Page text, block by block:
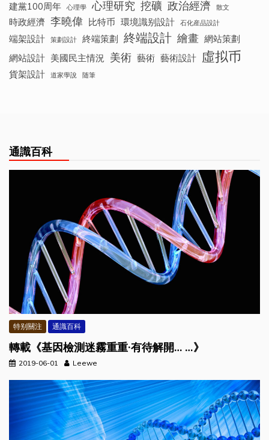
建黨100周年 心理學 心理研究 挖礦 政治經濟 散文
時政經濟 李曉偉 比特币 環境識别設計 石化産品設計
端架設計 策劃設計 終端策劃 終端設計 繪畫 網站策劃
網站設計 美國民主情況 美術 藝術 藝術設計 虛拟币
貨架設計 道家學說 随筆
通識百科
特别關注 通識百科
轉載《基因檢測迷霧重重·有待解開… …》
2019-06-01 Leewe